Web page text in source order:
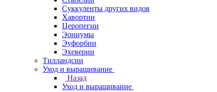
Суккуленты других видов
Хавортии
Церопегии
Эониумы
Эуфорбии
Эхеверии
Тилландсии
Уход и выращивание
Назад
Уход и выращивание